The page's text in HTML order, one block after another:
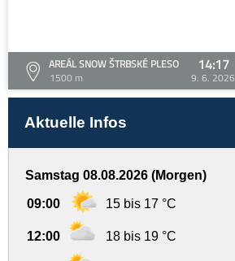
AREÁL SNOW ŠTRBSKÉ PLESO
1500 m
14:17
9. 6. 2026
Aktuelle Infos
Samstag 08.08.2026 (Morgen)
09:00 15 bis 17 °C
12:00 18 bis 19 °C